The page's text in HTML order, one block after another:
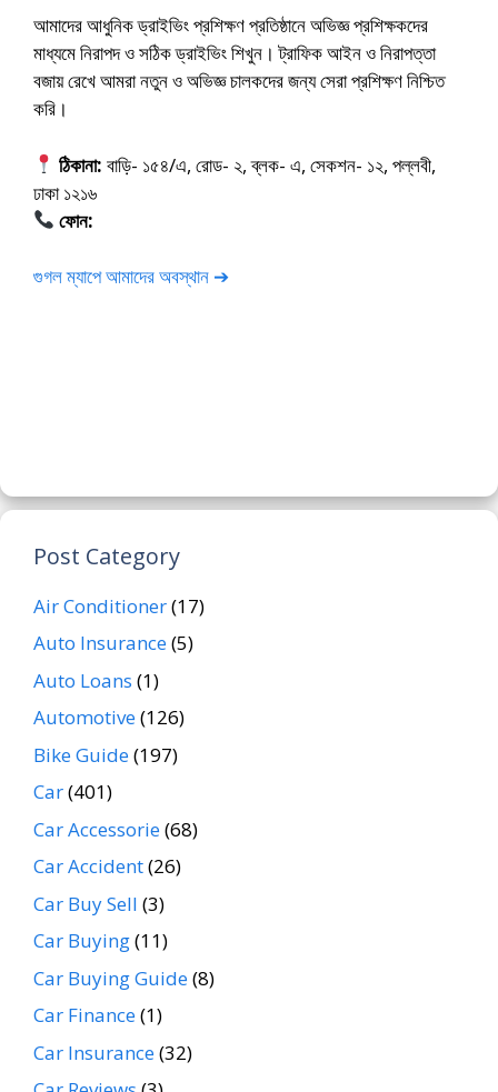
আমাদের আধুনিক ড্রাইভিং প্রশিক্ষণ প্রতিষ্ঠানে অভিজ্ঞ প্রশিক্ষকদের
মাধ্যমে নিরাপদ ও সঠিক ড্রাইভিং শিখুন। ট্রাফিক আইন ও নিরাপত্তা
বজায় রেখে আমরা নতুন ও অভিজ্ঞ চালকদের জন্য সেরা প্রশিক্ষণ নিশ্চিত
করি।
ঠিকানা: বাড়ি- ১৫৪/এ, রোড- ২, ব্লক- এ, সেকশন- ১২, পল্লবী,
ঢাকা ১২১৬
ফোন:
গুগল ম্যাপে আমাদের অবস্থান ➔
Post Category
Air Conditioner(17)
Auto Insurance(5)
Auto Loans (1)
Automotive(126)
Bike Guide(197)
Car(401)
Car Accessorie(68)
Car Accident(26)
Car Buy Sell (3)
Car Buying(11)
Car Buying Guide(8)
Car Finance(1)
Car Insurance(32)